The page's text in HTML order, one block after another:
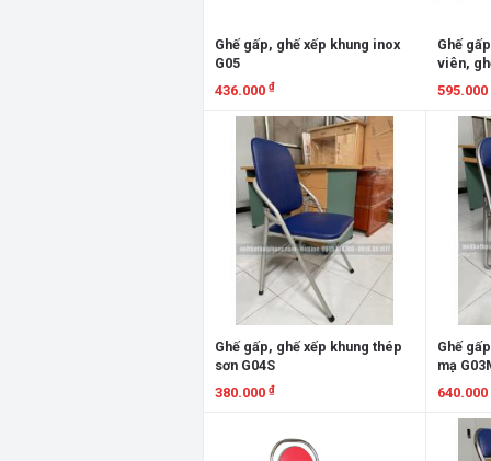
Ghế gấp, ghế xếp khung inox
G05
436.000 ₫
Xem chi tiết
Ghế
viên,
595.000
Xem
Ghế gấp, ghế xếp khung thép
sơn G04S
380.000 ₫
Ghế
mạ
640.000
Xem